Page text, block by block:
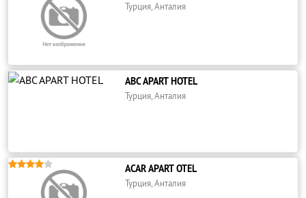
Турция, Анталия
ABC APART HOTEL
Турция, Анталия
 ACAR APART OTEL
Турция, Анталия